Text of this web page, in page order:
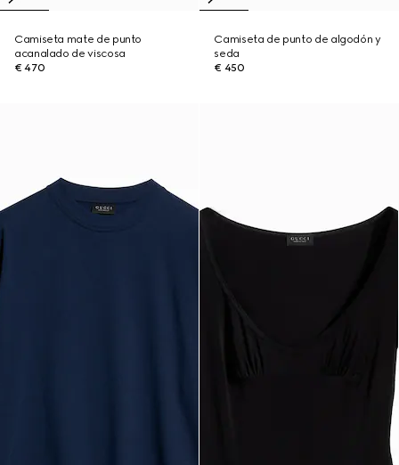
Camiseta mate de punto
acanalado de viscosa
€ 470
Camiseta de punto de algodón y
seda
€ 450